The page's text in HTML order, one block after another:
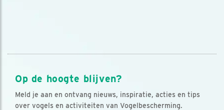
Op de hoogte blijven?
Meld je aan en ontvang nieuws, inspiratie, acties en tips
over vogels en activiteiten van Vogelbescherming.